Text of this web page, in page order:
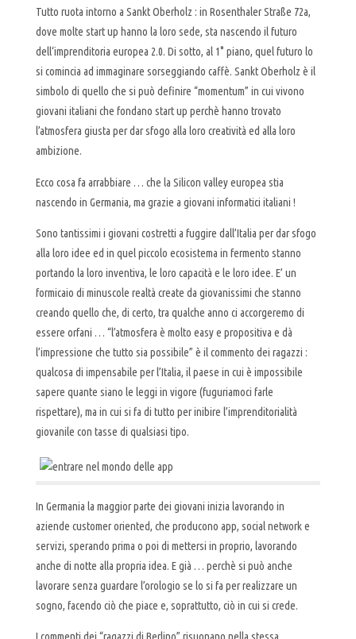
Tutto ruota intorno a Sankt Oberholz : in Rosenthaler Straße 72a,
dove molte start up hanno la loro sede, sta nascendo il futuro
dell‘imprenditoria europea 2.0. Di sotto, al 1° piano, quel futuro lo
si comincia ad immaginare sorseggiando caffè. Sankt Oberholz è il
simbolo di quello che si può definire “momentum” in cui vivono
giovani italiani che fondano start up perchè hanno trovato
l’atmosfera giusta per dar sfogo alla loro creatività ed alla loro
ambizione.
Ecco cosa fa arrabbiare … che la Silicon valley europea stia
nascendo in Germania, ma grazie a giovani informatici italiani !
Sono tantissimi i giovani costretti a fuggire dall’Italia per dar sfogo
alla loro idee ed in quel piccolo ecosistema in fermento stanno
portando la loro inventiva, le loro capacità e le loro idee. E’ un
formicaio di minuscole realtà create da giovanissimi che stanno
creando quello che, di certo, tra qualche anno ci accorgeremo di
essere orfani … “l’atmosfera è molto easy e propositiva e dà
l’impressione che tutto sia possibile” è il commento dei ragazzi :
qualcosa di impensabile per l’Italia, il paese in cui è impossibile
sapere quante siano le leggi in vigore (fuguriamoci farle
rispettare), ma in cui si fa di tutto per inibire l’imprenditorialità
giovanile con tasse di qualsiasi tipo.
In Germania la maggior parte dei giovani inizia lavorando in
aziende customer oriented, che producono app, social network e
servizi, sperando prima o poi di mettersi in proprio, lavorando
anche di notte alla propria idea. E già … perchè si può anche
lavorare senza guardare l’orologio se lo si fa per realizzare un
sogno, facendo ciò che piace e, soprattutto, ciò in cui si crede.